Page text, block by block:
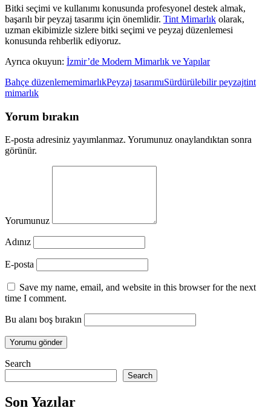
Bitki seçimi ve kullanımı konusunda profesyonel destek almak,
başarılı bir peyzaj tasarımı için önemlidir. Tint Mimarlık olarak,
uzman ekibimizle sizlere bitki seçimi ve peyzaj düzenlemesi
konusunda rehberlik ediyoruz.
Ayrıca okuyun: İzmir’de Modern Mimarlık ve Yapılar
Bahçe düzenlememimarlıkPeyzaj tasarımıSürdürülebilir peyzajtint
mimarlık
Yorum bırakın
E-posta adresiniz yayımlanmaz. Yorumunuz onaylandıktan sonra
görünür.
Yorumunuz
Adınız
E-posta
Save my name, email, and website in this browser for the next
time I comment.
Bu alanı boş bırakın
Search
Search
Son Yazılar